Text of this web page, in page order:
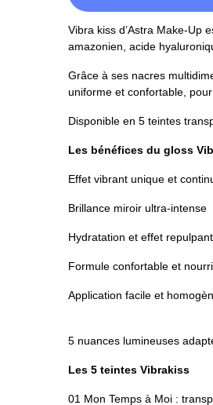
Vibra kiss d’Astra Make-Up
amazonien, acide
Grâce à ses nacres
uniforme et confortable,
Disponible en 5 teintes
Les bénéfices du gloss
Effet vibrant unique et
Brillance miroir ultra-intense
Hydratation et effet repulpant
Formule confortable et
Application facile et
5 nuances lumineuses
Les 5 teintes Vibrakiss
01 Mon Temps à Moi :